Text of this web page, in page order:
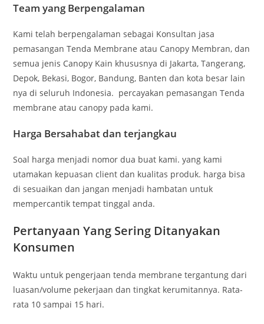
Team yang Berpengalaman
Kami telah berpengalaman sebagai Konsultan jasa
pemasangan Tenda Membrane atau Canopy Membran, dan
semua jenis Canopy Kain khususnya di Jakarta, Tangerang,
Depok, Bekasi, Bogor, Bandung, Banten dan kota besar lain
nya di seluruh Indonesia. percayakan pemasangan Tenda
membrane atau canopy pada kami.
Harga Bersahabat dan terjangkau
Soal harga menjadi nomor dua buat kami. yang kami
utamakan kepuasan client dan kualitas produk. harga bisa
di sesuaikan dan jangan menjadi hambatan untuk
mempercantik tempat tinggal anda.
Pertanyaan Yang Sering Ditanyakan
Konsumen
Waktu untuk pengerjaan tenda membrane tergantung dari
luasan/volume pekerjaan dan tingkat kerumitannya. Rata-
rata 10 sampai 15 hari.